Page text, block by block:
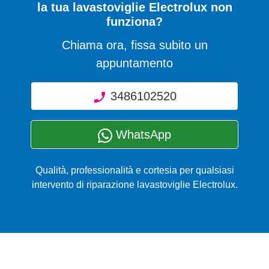
la tua lavastoviglie Electrolux non
funziona?
Chiama ora, fissa subito un
appuntamento
3486102520
WhatsApp
Qualità, professionalità e cortesia per qualsiasi
intervento di riparazione lavastoviglie Electrolux.